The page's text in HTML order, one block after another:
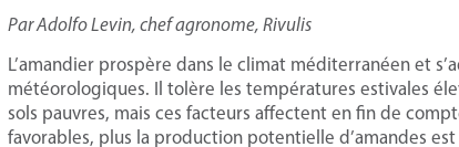
Par Adolfo Levin, chef agronome, Rivulis
L’amandier prospère dans le climat méditerranéen et
météorologiques. Il tolère les températures estivales
sols pauvres, mais ces facteurs affectent en fin de
favorables, plus la production potentielle d’amandes est